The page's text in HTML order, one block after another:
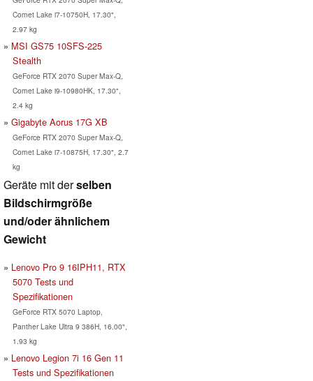
Comet Lake i7-10750H, 17.30",
2.97 kg
MSI GS75 10SFS-225
Stealth
GeForce RTX 2070 Super Max-Q,
Comet Lake i9-10980HK, 17.30",
2.4 kg
Gigabyte Aorus 17G XB
GeForce RTX 2070 Super Max-Q,
Comet Lake i7-10875H, 17.30", 2.7
kg
Geräte mit derselben
Bildschirmgröße
und/oder ähnlichem
Gewicht
Lenovo Pro 9 16IPH11, RTX
5070 Tests und
Spezifikationen
GeForce RTX 5070 Laptop,
Panther Lake Ultra 9 386H, 16.00",
1.93 kg
Lenovo Legion 7i 16 Gen 11
Tests und Spezifikationen